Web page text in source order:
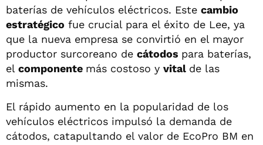
baterías de vehículos eléctricos. Este cambio
estratégico fue crucial para el éxito de Lee, ya
que la nueva empresa se convirtió en el mayor
productor surcoreano de cátodos para baterías,
el componente más costoso y vital de las
mismas.
El rápido aumento en la popularidad de los
vehículos eléctricos impulsó la demanda de
cátodos, catapultando el valor de EcoPro BM en